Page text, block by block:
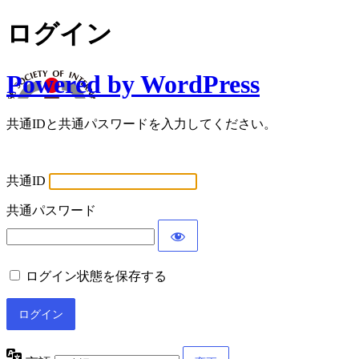
ログイン
Powered by WordPress
共通IDと共通パスワードを入力してください。
共通ID
共通パスワード
ログイン状態を保存する